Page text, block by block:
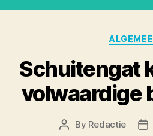
Schuitengat
volwaardige
Post
By Redactie